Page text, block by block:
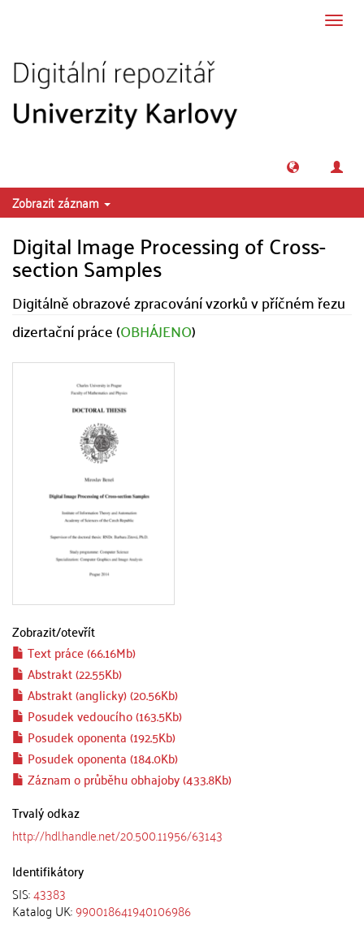
Zobrazit záznam
Digital Image Processing of Cross-
section Samples
Digitálně obrazové zpracování vzorků v příčném řezu
dizertační práce (OBHÁJENO)
Zobrazit/otevřít
Text práce (66.16Mb)
Abstrakt (22.55Kb)
Abstrakt (anglicky) (20.56Kb)
Posudek vedoucího (163.5Kb)
Posudek oponenta (192.5Kb)
Posudek oponenta (184.0Kb)
Záznam o průběhu obhajoby (433.8Kb)
Trvalý odkaz
http://hdl.handle.net/20.500.11956/63143
Identifikátory
SIS:43383
Katalog UK:990018641940106986